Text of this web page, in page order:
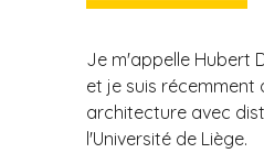
Je m'appelle Hubert
et je suis récemment
architecture avec
l'Université de Liège.